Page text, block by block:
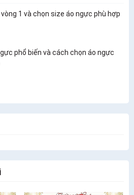
1 và chọn size áo ngực phù hợp
phổ biến và cách chọn áo ngực